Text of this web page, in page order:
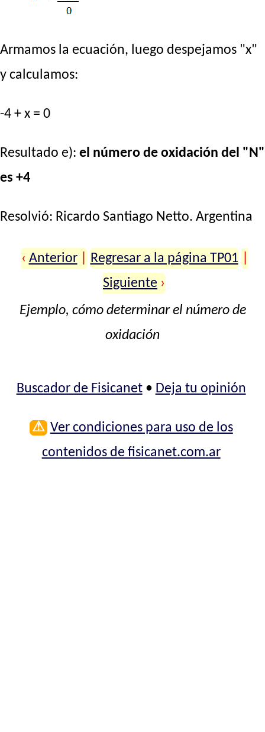
Armamos la ecuación, luego despejamos "x"
y calculamos:
-4 + x = 0
Resultado e): el número de oxidación del "N"
es +4
Resolvió: Ricardo Santiago Netto. Argentina
‹ Anterior Regresar a la página TP01
Siguiente ›
Ejemplo, cómo determinar el número de
oxidación
Buscador de Fisicanet• Deja tu opinión
⚠ Ver condiciones para uso de los
contenidos de fisicanet.com.ar